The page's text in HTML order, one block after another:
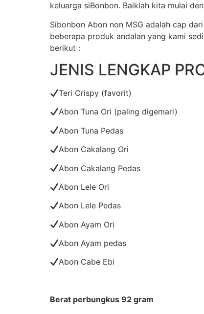
keluarga siBonbon. Baiklah kita mulai
Sibonbon Abon non MSG adalah cap
beberapa produk andalan yang kami
berikut :
JENIS LENGKAP
Teri Crispy (favorit)
Abon Tuna Ori (paling digemari)
Abon Tuna Pedas
Abon Cakalang Ori
Abon Cakalang Pedas
Abon Lele Ori
Abon Lele Pedas
Abon Ayam Ori
Abon Ayam pedas
Abon Cabe Ebi
Berat perbungkus 92 gram